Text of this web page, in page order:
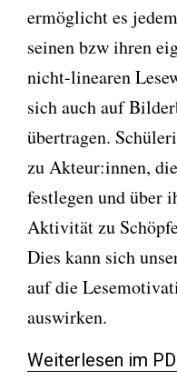
ermöglicht es
seinen bzw ihren
nicht-linearen
sich auch auf
übertragen.
zu Akteur:innen,
festlegen und über
Aktivität zu
Dies kann sich
auf die
auswirken.
Weiterlesen im